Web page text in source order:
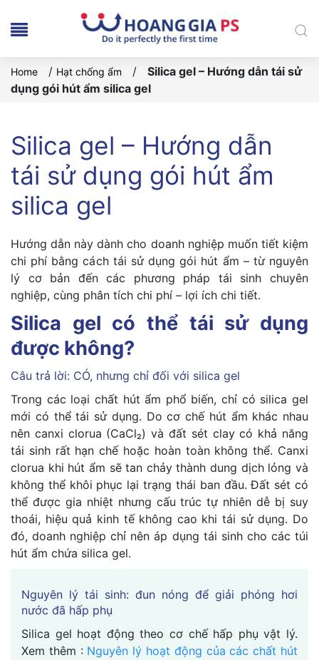
Home / Hạt chống ẩm /
Silica gel – Hướng dẫn tái sử
dụng gói hút ẩm silica gel
Silica gel – Hướng dẫn
tái sử dụng gói hút ẩm
silica gel
Hướng dẫn này dành cho doanh nghiệp muốn tiết kiệm
chi phí bằng cách tái sử dụng gói hút ẩm – từ nguyên
lý cơ bản đến các phương pháp tái sinh chuyên
nghiệp, cùng phân tích chi phí – lợi ích chi tiết.
Silica gel có thể tái sử dụng
được không?
Câu trả lời: CÓ, nhưng chỉ đối với silica gel
Trong các loại chất hút ẩm phổ biến, chỉ có silica gel
mới có thể tái sử dụng. Do cơ chế hút ẩm khác nhau
nên canxi clorua (CaCl₂) và đất sét clay có khả năng
tái sinh rất hạn chế hoặc hoàn toàn không thể. Canxi
clorua khi hút ẩm sẽ tan chảy thành dung dịch lỏng và
không thể khôi phục lại trạng thái ban đầu. Đất sét có
thể được gia nhiệt nhưng cấu trúc tự nhiên dễ bị suy
thoái, hiệu quả kinh tế không cao khi tái sử dụng. Do
đó, doanh nghiệp chỉ nên áp dụng tái sinh cho các túi
hút ẩm chứa silica gel.
Nguyên lý tái sinh: đun nóng để giải phóng hơi
nước đã hấp phụ
Silica gel hoạt động theo cơ chế hấp phụ vật lý.
Xem thêm : Nguyên lý hoạt động của các chất hút